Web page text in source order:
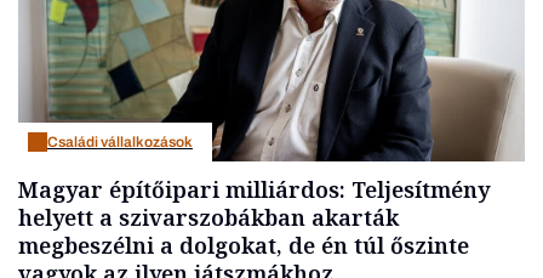
Családi vállalkozások
Magyar építőipari milliárdos: Teljesítmény
helyett a szivarszobákban akarták
megbeszélni a dolgokat, de én túl őszinte